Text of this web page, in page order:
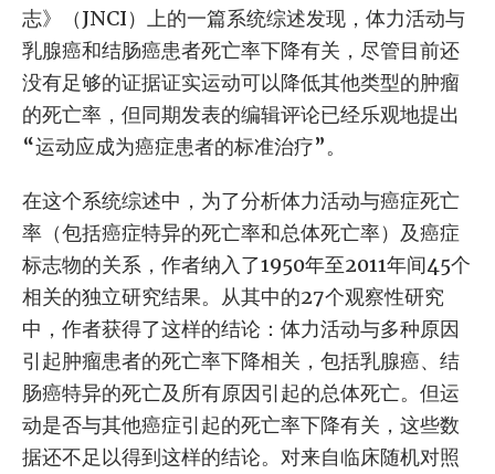
志》（JNCI）上的一篇系统综述发现，体力活动与
乳腺癌和结肠癌患者死亡率下降有关，尽管目前还
没有足够的证据证实运动可以降低其他类型的肿瘤
的死亡率，但同期发表的编辑评论已经乐观地提出
“运动应成为癌症患者的标准治疗”。
在这个系统综述中，为了分析体力活动与癌症死亡
率（包括癌症特异的死亡率和总体死亡率）及癌症
标志物的关系，作者纳入了1950年至2011年间45个
相关的独立研究结果。从其中的27个观察性研究
中，作者获得了这样的结论：体力活动与多种原因
引起肿瘤患者的死亡率下降相关，包括乳腺癌、结
肠癌特异的死亡及所有原因引起的总体死亡。但运
动是否与其他癌症引起的死亡率下降有关，这些数
据还不足以得到这样的结论。对来自临床随机对照